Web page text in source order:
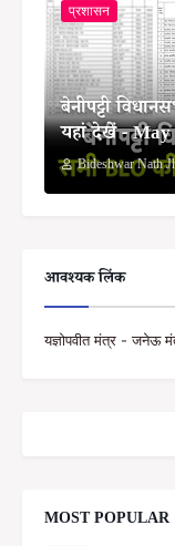
प्रशासन
बेनीपट्टी
यहां देखें -
Bideshwar Nath
आवश्यक लिंक
यज्ञोपवीत मंत्र - जनेऊ
MOST POPULAR